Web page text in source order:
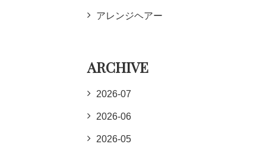
アレンジヘアー
ARCHIVE
2026-07
2026-06
2026-05